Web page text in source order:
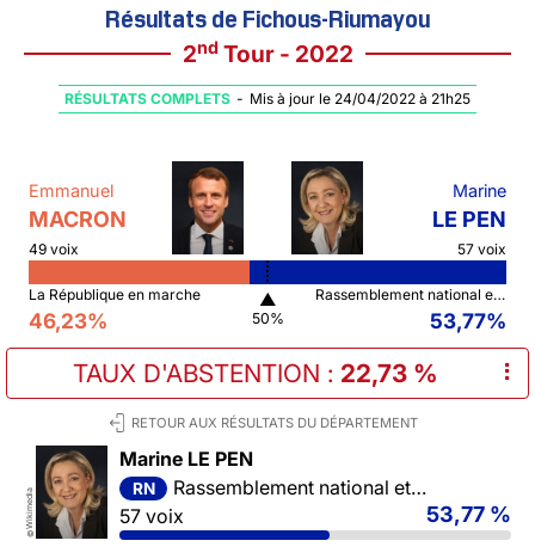
Résultats de Fichous-Riumayou
2ndTour - 2022
RÉSULTATS COMPLETS - Mis à jour le 24/04/2022 à 21h25
Emmanuel
MACRON
49 voix
Marine
LE PEN
57 voix
La République en marche
46,23%
▲
50%
Rassemblement national et ses alliés
53,77%
TAUX D'ABSTENTION : 22,73 % ⠇
RETOUR AUX RÉSULTATS DU DÉPARTEMENT
©
Wikimedia
Marine LE PEN
RN
Rassemblement national et ses alliés
57 voix
53,77 %